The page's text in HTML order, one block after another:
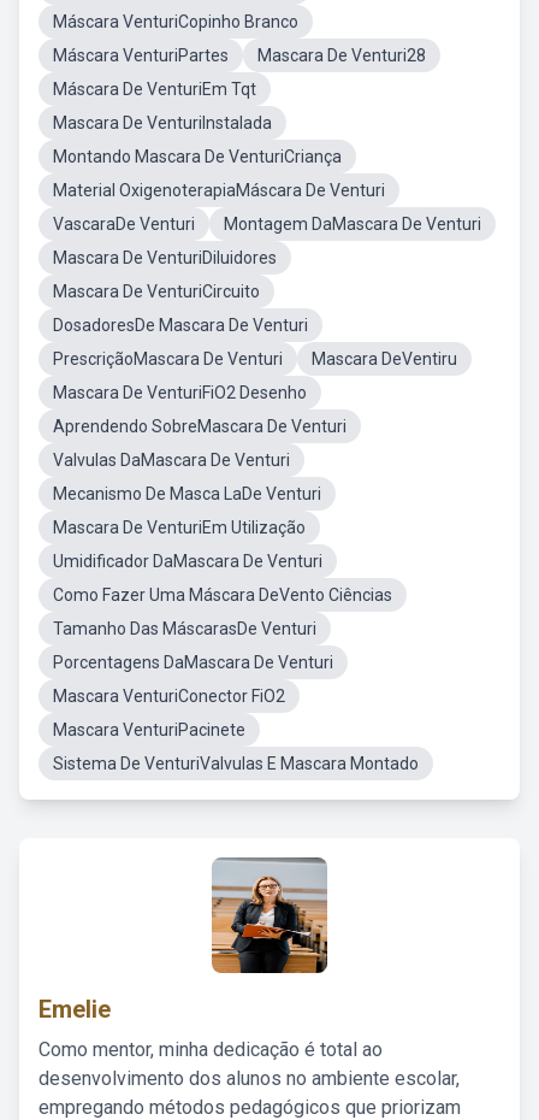
Máscara VenturiCopinho Branco
Máscara VenturiPartes
Mascara De Venturi28
Máscara De VenturiEm Tqt
Mascara De VenturiInstalada
Montando Mascara De VenturiCriança
Material OxigenoterapiaMáscara De Venturi
VascaraDe Venturi
Montagem DaMascara De Venturi
Mascara De VenturiDiluidores
Mascara De VenturiCircuito
DosadoresDe Mascara De Venturi
PrescriçãoMascara De Venturi
Mascara DeVentiru
Mascara De VenturiFiO2 Desenho
Aprendendo SobreMascara De Venturi
Valvulas DaMascara De Venturi
Mecanismo De Masca LaDe Venturi
Mascara De VenturiEm Utilização
Umidificador DaMascara De Venturi
Como Fazer Uma Máscara DeVento Ciências
Tamanho Das MáscarasDe Venturi
Porcentagens DaMascara De Venturi
Mascara VenturiConector FiO2
Mascara VenturiPacinete
Sistema De VenturiValvulas E Mascara Montado
Emelie
Como mentor, minha dedicação é total ao
desenvolvimento dos alunos no ambiente escolar,
empregando métodos pedagógicos que priorizam